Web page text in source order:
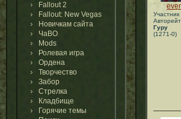
Fallout 2
Fallout: New Vegas
Новичкам сайта
ЧаВО
Mods
Ролевая игра
Ордена
Творчество
Забор
Стрелка
Кладбище
Горячие темы
Участник
Гуру
(1271-0)